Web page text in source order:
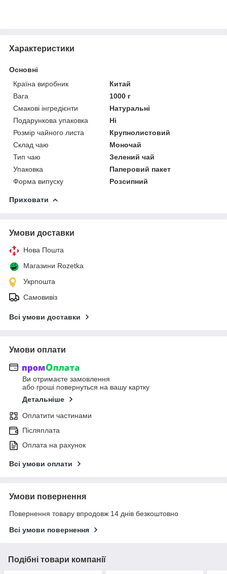
Характеристики
Основні
Країна виробник
Китай
Вага
1000 г
Смакові інгредієнти
Натуральні
Подарункова упаковка
Ні
Розмір чайного листа
Крупнолистовий
Склад чаю
Моночай
Тип чаю
Зелений чай
Упаковка
Паперовий пакет
Форма випуску
Розсипний
Приховати
Умови доставки
Нова Пошта
Магазини Rozetka
Укрпошта
Самовивіз
Всі умови доставки
Умови оплати
Ви отримаєте замовлення
або гроші повернуться на вашу картку
Детальніше
Оплатити частинами
Післяплата
Оплата на рахунок
Всі умови оплати
Умови повернення
Повернення товару впродовж 14 днів безкоштовно
Всі умови повернення
Подібні товари компанії